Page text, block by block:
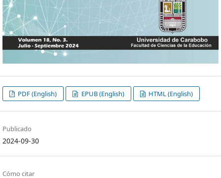
PDF (English) EPUB (English) HTML (English)
Publicado
2024-09-30
Cómo citar